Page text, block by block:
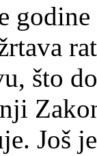
što
Još